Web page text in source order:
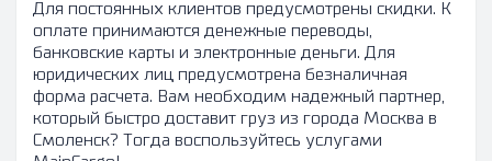
Для постоянных клиентов предусмотрены скидки. К
оплате принимаются денежные переводы,
банковские карты и электронные деньги. Для
юридических лиц предусмотрена безналичная
форма расчета. Вам необходим надежный партнер,
который быстро доставит груз из города Москва в
Смоленск? Тогда воспользуйтесь услугами